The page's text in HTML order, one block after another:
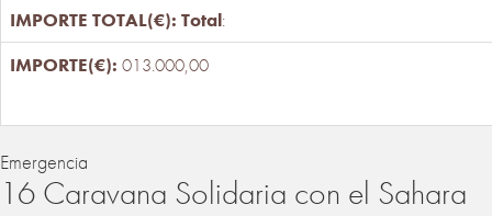
Total:
013.000,00
Emergencia
16 Caravana Solidaria con el Sahara